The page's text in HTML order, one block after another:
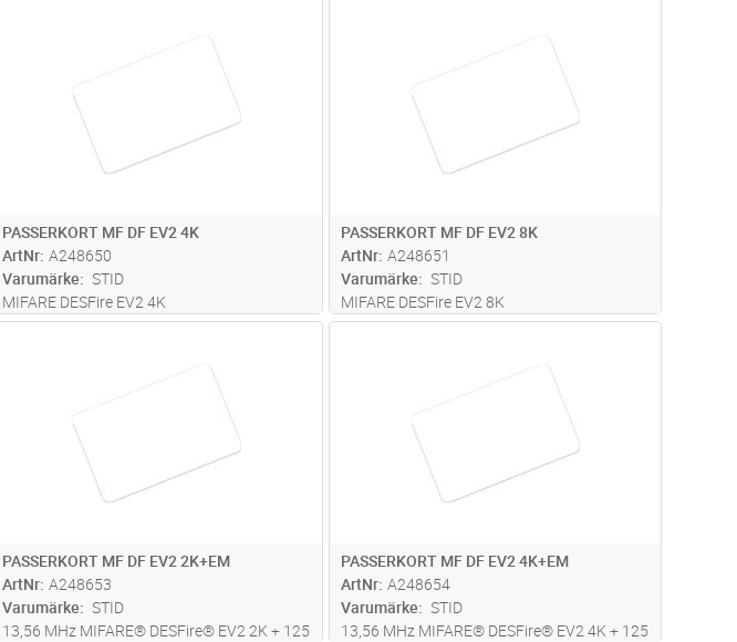
PASSERKORT MF DF EV2 4K
ArtNr A248650
Varumärke
STID
MIFARE DESFire EV2 4K
PASSERKORT MF DF EV2 8K
ArtNr A248651
Varumärke
STID
MIFARE DESFire EV2 8K
PASSERKORT MF DF EV2 2K+EM
ArtNr A248653
Varumärke
STID
13,56 MHz MIFARE® DESFire® EV2 2K + 125
PASSERKORT MF DF EV2 4K+EM
ArtNr A248654
Varumärke
STID
13,56 MHz MIFARE® DESFire® EV2 4K + 125